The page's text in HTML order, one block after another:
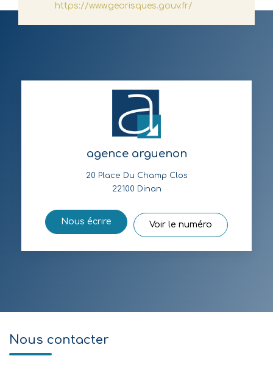
https://www.georisques.gouv.fr/
agence arguenon
20 Place Du Champ Clos
22100 Dinan
Nous écrire Voir le numéro
Nous contacter